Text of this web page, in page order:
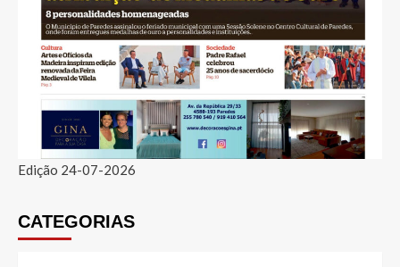
Edição 24-07-2026
CATEGORIAS